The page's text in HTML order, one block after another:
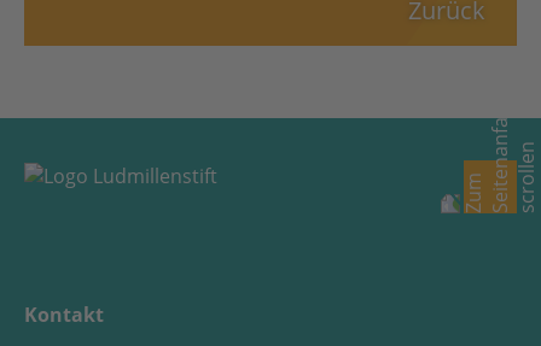
Zurück
Kontakt